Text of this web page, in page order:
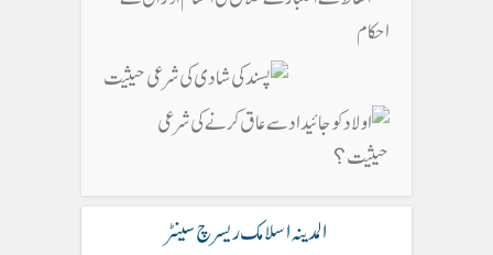
المدینہ اسلامک ریسرچ سینٹر